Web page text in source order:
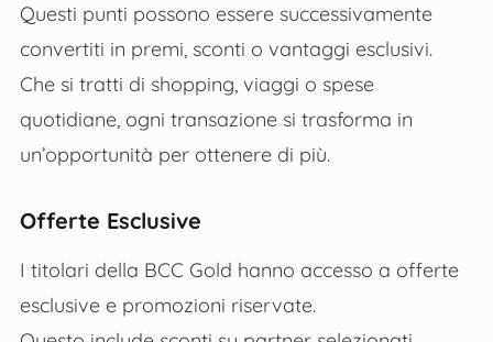
Questi punti possono essere successivamente
convertiti in premi, sconti o vantaggi esclusivi.
Che si tratti di shopping, viaggi o spese
quotidiane, ogni transazione si trasforma in
un’opportunità per ottenere di più.
Offerte Esclusive
I titolari della BCC Gold hanno accesso a offerte
esclusive e promozioni riservate.